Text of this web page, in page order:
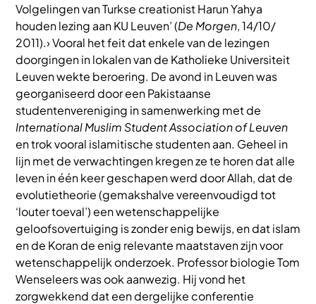
Volgelingen van Turkse creationist Harun Yahya
houden lezing aan KU Leuven’ (De Morgen, 14/10/
2011).› Vooral het feit dat enkele van de lezingen
doorgingen in lokalen van de Katholieke Universiteit
Leuven wekte beroering. De avond in Leuven was
georganiseerd door een Pakistaanse
studentenvereniging in samenwerking met de
International Muslim Student Association of Leuven
en trok vooral islamitische studenten aan. Geheel in
lijn met de verwachtingen kregen ze te horen dat alle
leven in één keer geschapen werd door Allah, dat de
evolutietheorie (gemakshalve vereenvoudigd tot
‘louter toeval’) een wetenschappelijke
geloofsovertuiging is zonder enig bewijs, en dat islam
en de Koran de enig relevante maatstaven zijn voor
wetenschappelijk onderzoek. Professor biologie Tom
Wenseleers was ook aanwezig. Hij vond het
zorgwekkend dat een dergelijke conferentie